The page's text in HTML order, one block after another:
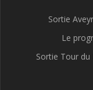
Sortie
Le
Sortie Tour